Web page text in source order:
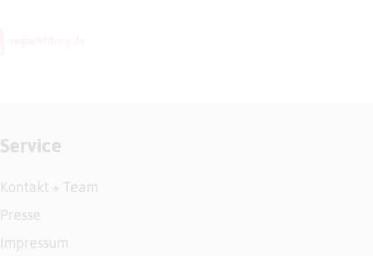
Service
Kontakt + Team
Presse
Impressum